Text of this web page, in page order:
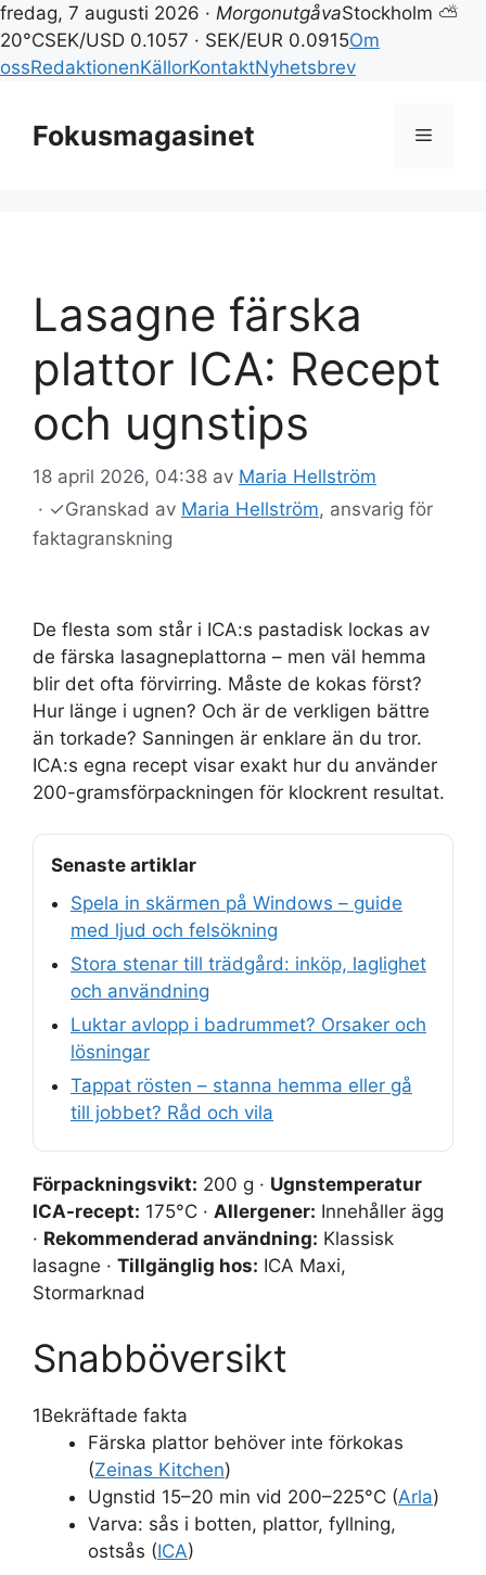
fredag, 7 augusti 2026 · MorgonutgåvaStockholm ⛅
20°CSEK/USD 0.1057 · SEK/EUR 0.0915Om
ossRedaktionenKällorKontaktNyhetsbrev
innehållFokusmagasinet Meny
Lasagne färska
plattor ICA: Recept
och ugnstips
18 april 2026, 04:38 av Maria Hellström
· ✓Granskad av Maria Hellström, ansvarig för
faktagranskning
De flesta som står i ICA:s pastadisk lockas av
de färska lasagneplattorna – men väl hemma
blir det ofta förvirring. Måste de kokas först?
Hur länge i ugnen? Och är de verkligen bättre
än torkade? Sanningen är enklare än du tror.
ICA:s egna recept visar exakt hur du använder
200-gramsförpackningen för klockrent resultat.
Senaste artiklar
Spela in skärmen på Windows – guide
med ljud och felsökning
Stora stenar till trädgård: inköp, laglighet
och användning
Luktar avlopp i badrummet? Orsaker och
lösningar
Tappat rösten – stanna hemma eller gå
till jobbet? Råd och vila
Förpackningsvikt: 200 g · Ugnstemperatur
ICA-recept: 175°C · Allergener: Innehåller ägg
· Rekommenderad användning: Klassisk
lasagne · Tillgänglig hos: ICA Maxi,
Stormarknad
Snabböversikt
1Bekräftade fakta
Färska plattor behöver inte förkokas
(Zeinas Kitchen)
Ugnstid 15–20 min vid 200–225°C (Arla)
Varva: sås i botten, plattor, fyllning,
ostsås (ICA)